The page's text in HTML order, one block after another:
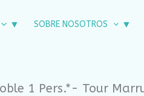
SOBRE NOSOTROS
1 Pers.*- Tour